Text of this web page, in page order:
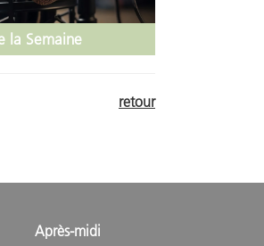
la Semaine
retour
Après-midi